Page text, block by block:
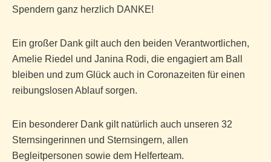
Spendern ganz herzlich DANKE!
Ein großer Dank gilt auch den beiden Verantwortlichen,
Amelie Riedel und Janina Rodi, die engagiert am Ball
bleiben und zum Glück auch in Coronazeiten für einen
reibungslosen Ablauf sorgen.
Ein besonderer Dank gilt natürlich auch unseren 32
Sternsingerinnen und Sternsingern, allen
Begleitpersonen sowie dem Helferteam.